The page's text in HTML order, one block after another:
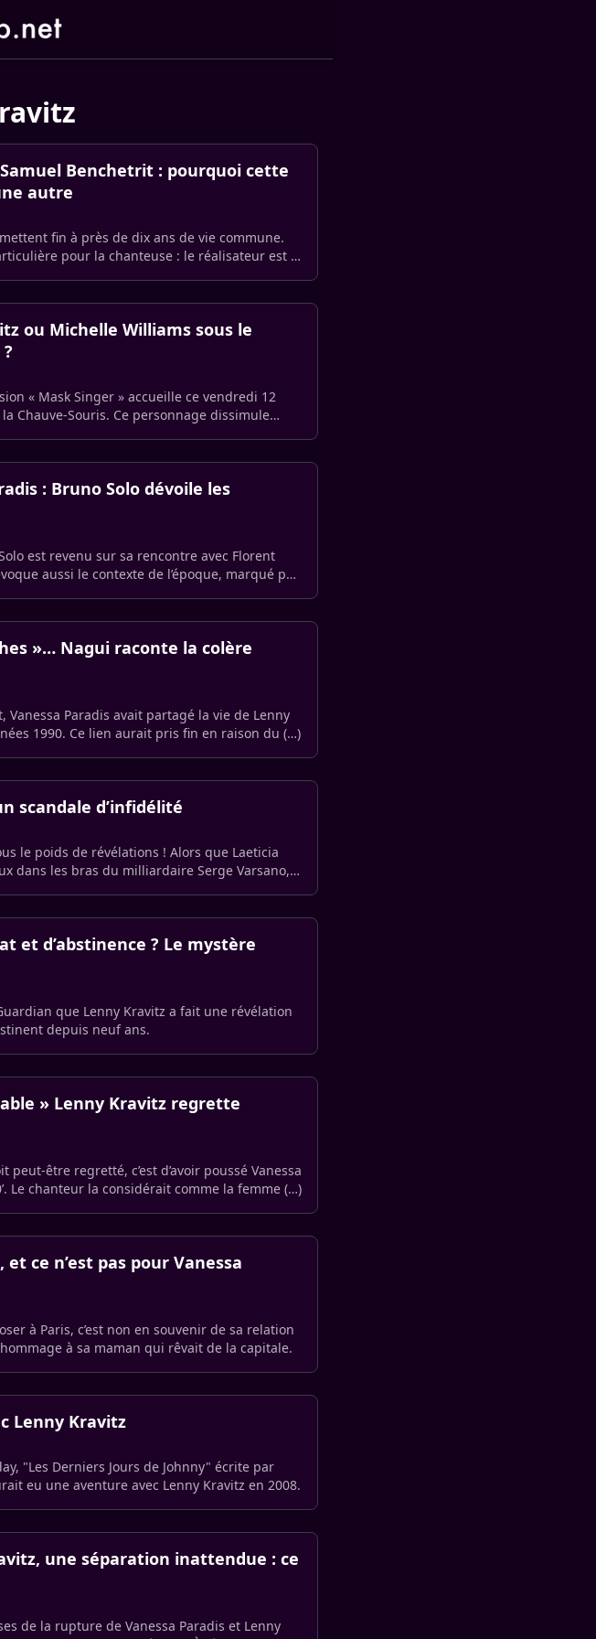
Benchetrit : pourquoi cette
autre
fin à près de dix ans de vie commune.
pour la chanteuse : le réalisateur est le
ou Michelle Williams sous le
« Mask Singer » accueille ce vendredi 12
Chauve-Souris. Ce personnage dissimule
: Bruno Solo dévoile les
est revenu sur sa rencontre avec Florent
aussi le contexte de l’époque, marqué par
»… Nagui raconte la colère
Vanessa Paradis avait partagé la vie de Lenny
1990. Ce lien aurait pris fin en raison du (…)
scandale d’infidélité
le poids de révélations ! Alors que Laeticia
dans les bras du milliardaire Serge Varsano,
et d’abstinence ? Le mystère
que Lenny Kravitz a fait une révélation
depuis neuf ans.
» Lenny Kravitz regrette
peut-être regretté, c’est d’avoir poussé Vanessa
Le chanteur la considérait comme la femme (…)
ce n’est pas pour Vanessa
à Paris, c’est non en souvenir de sa relation
à sa maman qui rêvait de la capitale.
Lenny Kravitz
"Les Derniers Jours de Johnny" écrite par
eu une aventure avec Lenny Kravitz en 2008.
une séparation inattendue : ce
de la rupture de Vanessa Paradis et Lenny